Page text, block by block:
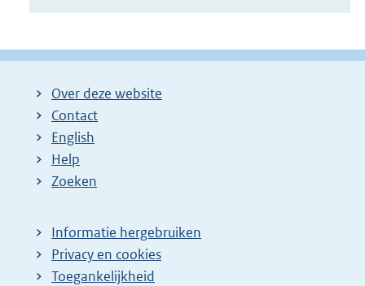
Over deze website
Contact
English
Help
Zoeken
Informatie hergebruiken
Privacy en cookies
Toegankelijkheid